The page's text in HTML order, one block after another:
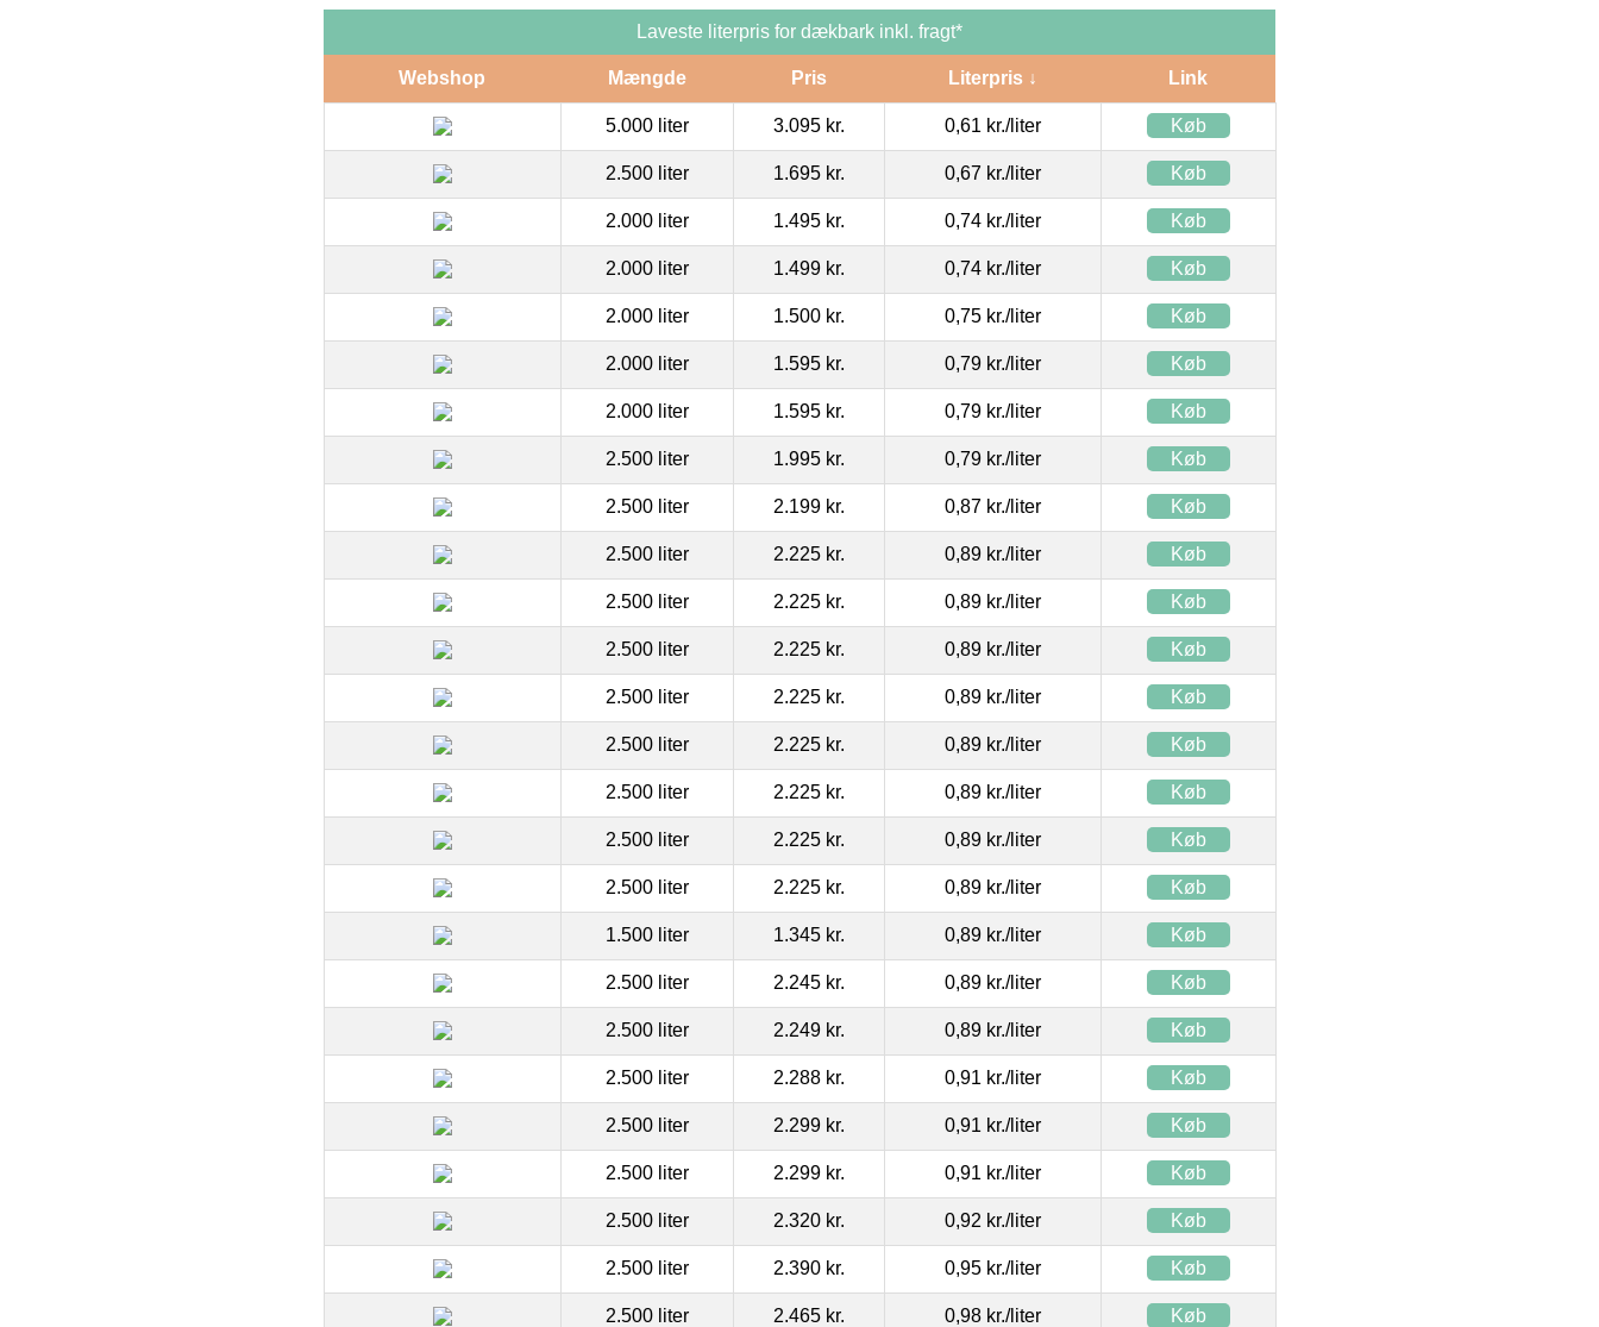
Laveste literpris for dækbark inkl. fragt*
Webshop Mængde Pris Literpris ↓ Link
5.000 liter 3.095 kr. 0,61 kr./liter Køb
2.500 liter 1.695 kr. 0,67 kr./liter Køb
2.000 liter 1.495 kr. 0,74 kr./liter Køb
2.000 liter 1.499 kr. 0,74 kr./liter Køb
2.000 liter 1.500 kr. 0,75 kr./liter Køb
2.000 liter 1.595 kr. 0,79 kr./liter Køb
2.000 liter 1.595 kr. 0,79 kr./liter Køb
2.500 liter 1.995 kr. 0,79 kr./liter Køb
2.500 liter 2.199 kr. 0,87 kr./liter Køb
2.500 liter 2.225 kr. 0,89 kr./liter Køb
2.500 liter 2.225 kr. 0,89 kr./liter Køb
2.500 liter 2.225 kr. 0,89 kr./liter Køb
2.500 liter 2.225 kr. 0,89 kr./liter Køb
2.500 liter 2.225 kr. 0,89 kr./liter Køb
2.500 liter 2.225 kr. 0,89 kr./liter Køb
2.500 liter 2.225 kr. 0,89 kr./liter Køb
2.500 liter 2.225 kr. 0,89 kr./liter Køb
1.500 liter 1.345 kr. 0,89 kr./liter Køb
2.500 liter 2.245 kr. 0,89 kr./liter Køb
2.500 liter 2.249 kr. 0,89 kr./liter Køb
2.500 liter 2.288 kr. 0,91 kr./liter Køb
2.500 liter 2.299 kr. 0,91 kr./liter Køb
2.500 liter 2.299 kr. 0,91 kr./liter Køb
2.500 liter 2.320 kr. 0,92 kr./liter Køb
2.500 liter 2.390 kr. 0,95 kr./liter Køb
2.500 liter 2.465 kr. 0,98 kr./liter Køb